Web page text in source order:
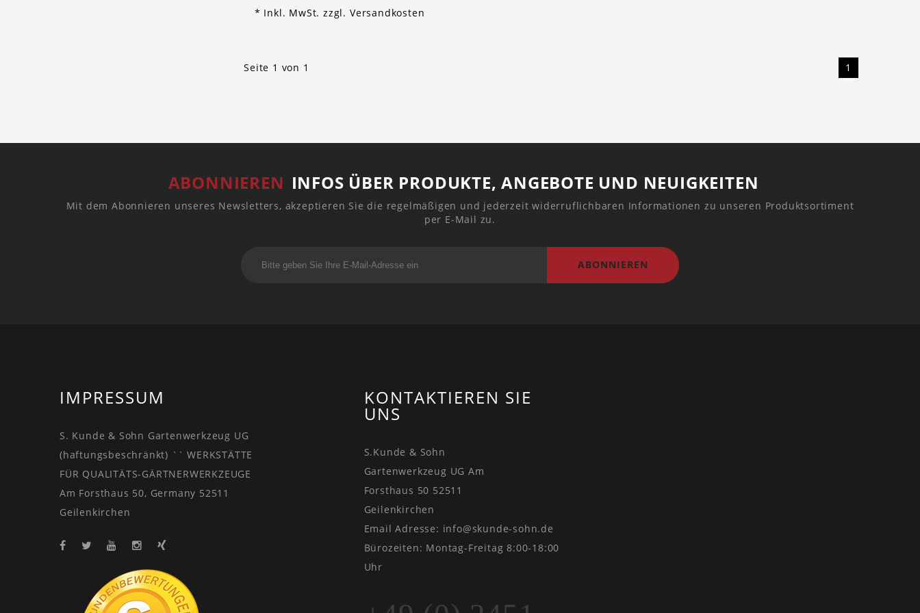
* Inkl. MwSt. zzgl. Versandkosten
Seite 1 von 1 1
ABONNIEREN INFOS ÜBER PRODUKTE, ANGEBOTE UND NEUIGKEITEN
Mit dem Abonnieren unseres Newsletters, akzeptieren Sie die regelmäßigen und jederzeit widerruflichbaren Informationen zu unseren Produktsortiment
per E-Mail zu.
ABONNIEREN
IMPRESSUM
S. Kunde & Sohn Gartenwerkzeug UG
(haftungsbeschränkt) `` WERKSTÄTTE
FÜR QUALITÄTS-GÄRTNERWERKZEUGE
Am Forsthaus 50, Germany 52511
Geilenkirchen
KONTAKTIEREN SIE
UNS
S.Kunde & Sohn
Gartenwerkzeug UG Am
Forsthaus 50 52511
Geilenkirchen
Email Adresse: info@skunde-sohn.de
Bürozeiten: Montag-Freitag 8:00-18:00
Uhr